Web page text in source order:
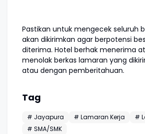
Pastikan untuk mengecek seluruh
akan dikirimkan agar berpotensi
diterima. Hotel berhak menerima
menolak berkas lamaran yang
atau dengan pemberitahuan.
Tag
# Jayapura # Lamaran Kerja
#
# SMA/SMK